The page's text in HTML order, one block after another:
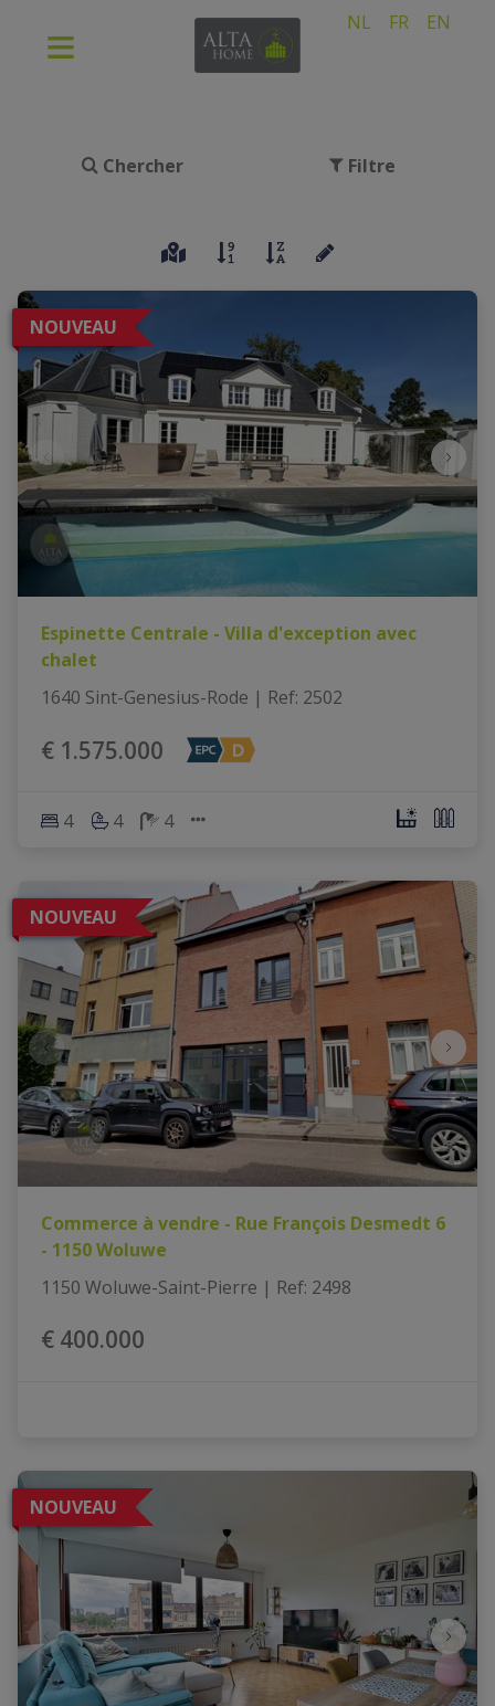
NL FR EN
Chercher Filtre
NOUVEAU
Espinette Centrale - Villa d'exception avec
chalet
1640 Sint-Genesius-Rode | Ref: 2502
€ 1.575.000
4 4 4
NOUVEAU
Commerce à vendre - Rue François Desmedt 6
- 1150 Woluwe
1150 Woluwe-Saint-Pierre | Ref: 2498
€ 400.000
NOUVEAU